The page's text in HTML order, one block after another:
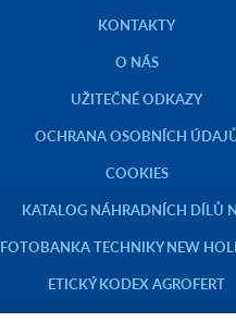
KONTAKTY
O NÁS
UŽITEČNÉ ODKAZY
OCHRANA OSOBNÍCH
COOKIES
KATALOG NÁHRADNÍCH DÍLŮ
FOTOBANKA TECHNIKY NEW
ETICKÝ KODEX AGROFERT